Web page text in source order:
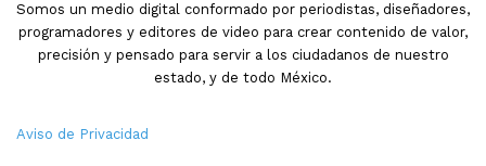
Somos un medio digital conformado por periodistas, diseñadores,
programadores y editores de video para crear contenido de valor,
precisión y pensado para servir a los ciudadanos de nuestro
estado, y de todo México.
Aviso de Privacidad